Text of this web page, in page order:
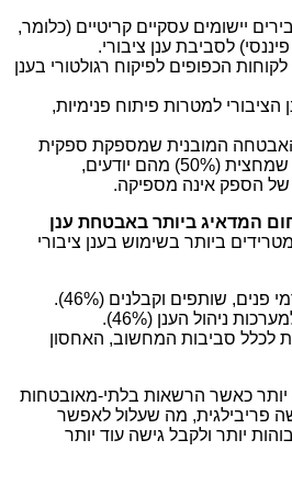
פיננסי) לסביבת ענן ציבורי.
לקוחות הכפופים לפיקוח רגולטורי בענן
הציבורי למטרות פיתוח פנימיות,
האבטחה המובנית שמספקת ספקית
הענן הציבורי, למרות שמחצית (50%) מהם יודעים,
הספק אינה מספיקה.
המדאיג ביותר באבטחת ענן
ביותר בשימוש בענן ציבורי
פנים, שותפים וקבלנים (46%).
ניהול הענן (46%).
לכלל סביבות המחשוב, האחסון
יותר כאשר הרשאות בלתי-מאובטחות
פריבילגית, מה שעלול לאפשר
יותר ולקבל גישה עוד יותר